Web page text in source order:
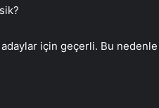
adaylar için geçerli. Bu nedenle